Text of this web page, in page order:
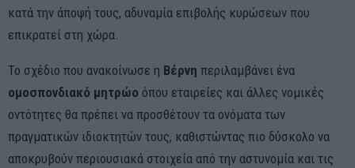
κατά την άποψή τους, αδυναμία επιβολής κυρώσεων που
επικρατεί στη χώρα.
Το σχέδιο που ανακοίνωσε η Βέρνη περιλαμβάνει ένα
ομοσπονδιακό μητρώο όπου εταιρείες και άλλες νομικές
οντότητες θα πρέπει να προσθέτουν τα ονόματα των
πραγματικών ιδιοκτητών τους, καθιστώντας πιο δύσκολο να
αποκρυβούν περιουσιακά στοιχεία από την αστυνομία και τις